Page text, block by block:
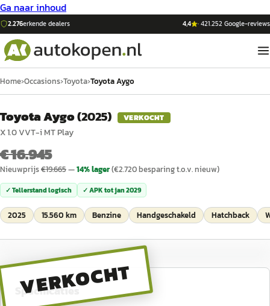
Ga naar inhoud
2.276erkende dealers 4,4 ·421.252Google-reviews
Home›Occasions›Toyota›Toyota Aygo
Toyota Aygo(2025) VERKOCHT
X 1.0 VVT-i MT Play
€ 16.945
Nieuwprijs€19.665—14% lager(€2.720besparing t.o.v. nieuw)
✓ Tellerstand logisch ✓ APK totjan 2029
2025 15.560 km Benzine Handgeschakeld Hatchback
VERKOCHT
Specificaties